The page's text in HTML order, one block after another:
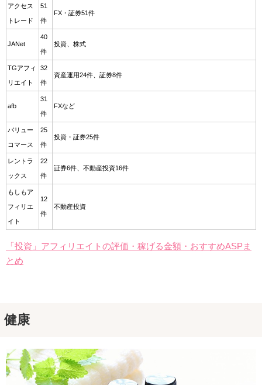
アクセス
トレード
51
件
FX・証券51件
JANet
40
件
投資、株式
TGアフィ
リエイト
32
件
資産運用24件、証券8件
afb
31
件
FXなど
バリュー
コマース
25
件
投資・証券25件
レントラ
ックス
22
件
証券6件、不動産投資16件
もしもア
フィリエ
イト
12
件
不動産投資
「投資」アフィリエイトの評価・稼げる金額・おすすめASPま
とめ
健康